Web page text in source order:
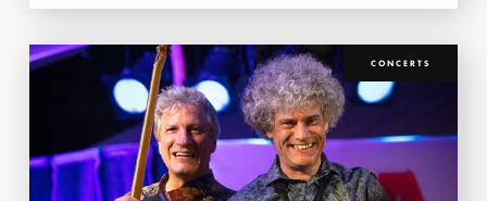
CONCERTS